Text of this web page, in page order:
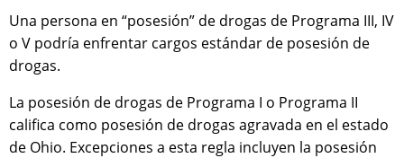
Una persona en “posesión” de drogas de Programa III, IV
o V podría enfrentar cargos estándar de posesión de
drogas.
La posesión de drogas de Programa I o Programa II
califica como posesión de drogas agravada en el estado
de Ohio. Excepciones a esta regla incluyen la posesión